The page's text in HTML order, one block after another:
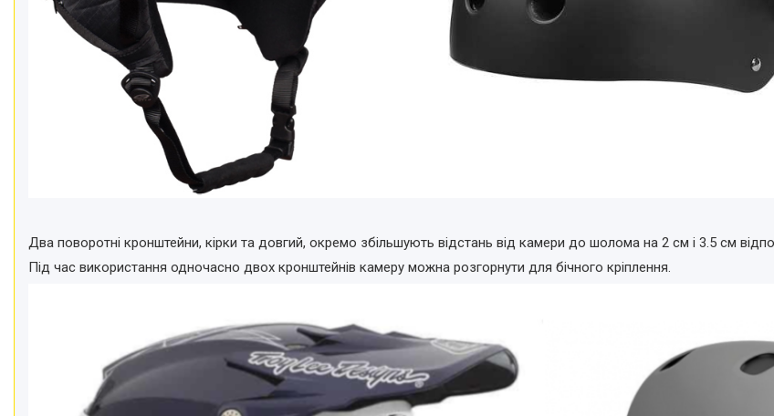
Два поворотні кронштейни, кірки та довгий, окремо збільшують відстань від камери до шолома на 2 см і 3.5 см
Під час використання одночасно двох кронштейнів камеру можна розгорнути для бічного кріплення.